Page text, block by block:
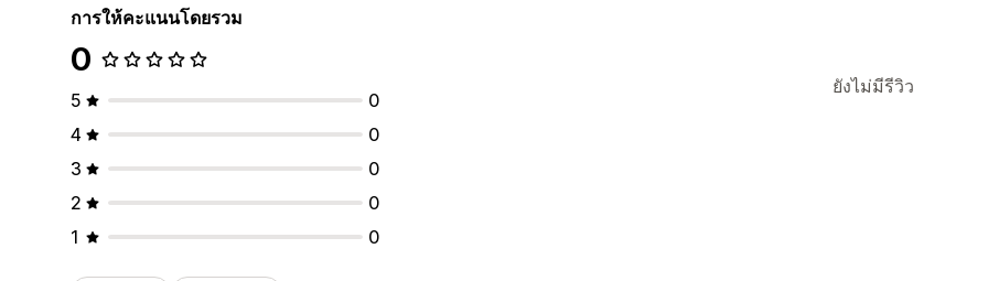
การให้คะแนนโดยรวม
0
5
0
4
0
3
0
2
0
1
0
ยังไม่มีรีวิว